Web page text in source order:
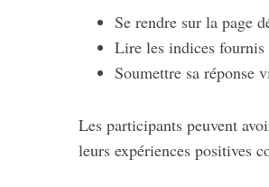
Se rendre sur la page
Lire les indices
Soumettre sa réponse
Les participants peuvent
leurs expériences positives
e
a
r
f
o